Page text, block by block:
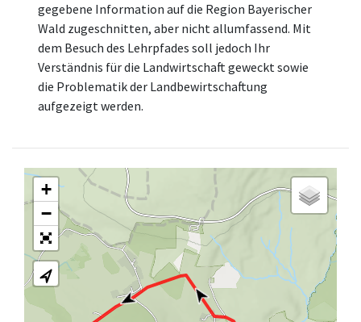
gegebene Information auf die Region Bayerischer
Wald zugeschnitten, aber nicht allumfassend. Mit
dem Besuch des Lehrpfades soll jedoch Ihr
Verständnis für die Landwirtschaft geweckt sowie
die Problematik der Landbewirtschaftung
aufgezeigt werden.
+
−